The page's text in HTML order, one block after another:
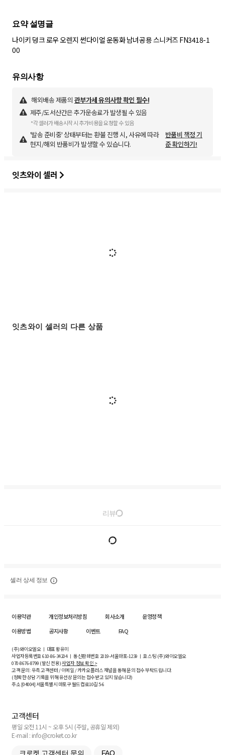
요약 설명글
나이키 덩크 로우 오렌지 썬다이얼 운동화 남녀공용 스니커즈 FN3418-1
00
유의사항
해외배송 제품의 관부가세 유의사항 확인 필수!
제주/도서산간은 추가운송료가 발생될 수 있음
*각 셀러가 배송시작 시 추가비용을 요청할 수 있음
'발송 준비중' 상태부터는 환불 진행 시, 사유에 따라
현지/해외 반품비가 발생할 수 있습니다.
반품비 책정 기
준 확인하기!
잇츠와이 셀러
잇츠와이 셀러의 다른 상품
리뷰
셀러 상세 정보
이용약관 개인정보처리방침 회사소개
운영정책
이용방법
공지사항 이벤트 FAQ
(주)와이오엘오 ㅣ 대표 황유미
사업자등록번호610-86-34204ㅣ 통신판매번호 2019-서울마포-1239 ㅣ 호스팅 (주)와이오엘오
070-8676-8799 (발신 전용)사업자 정보 확인 >
고객 문의: 우측 고객센터 / 이메일 / 카카오플러스 채널을 통해 문의 접수 부탁드립니다.
(정확한 상담 기록을 위해 유선상 문의는 접수받고 있지 않습니다)
주소 [04004] 서울특별시 마포구 월드컵로10길5-6
고객센터
평일 오전 11시 ~ 오후 5시 (주말, 공휴일 제외)
E-mail : info@croket.co.kr
크로켓 고객센터 문의 FAQ